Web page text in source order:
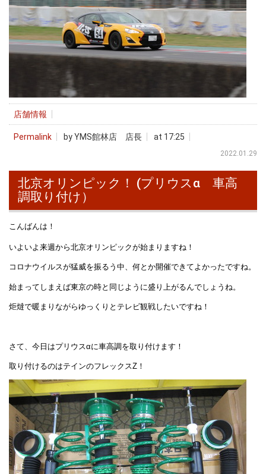
店舗情報
Permalink by YMS館林店 店長 at 17:25
2022.01.29
北京オリンピック！ (プリウスα 車高
調取り付け）
こんばんは！
いよいよ来週から北京オリンピックが始まりますね！
コロナウイルスが猛威を振るう中、何とか開催できてよかったですね。
始まってしまえば東京の時と同じように盛り上がるんでしょうね。
炬燵で暖まりながらゆっくりとテレビ観戦したいですね！
さて、今日はプリウスαに車高調を取り付けます！
取り付けるのはテインのフレックスZ！